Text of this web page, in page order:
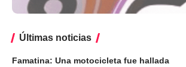
Últimas noticias
Famatina: Una motocicleta fue hallada